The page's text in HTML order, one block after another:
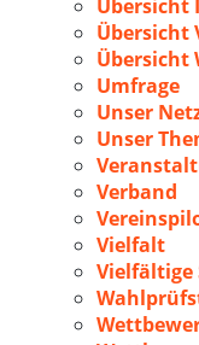
Übersicht
Übersicht
Übersicht
Umfrage
Unser
Unser
Verband
Vielfalt
Vielfältige